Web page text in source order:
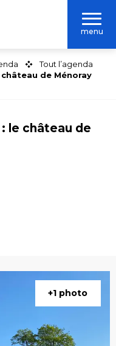
menu
Tout l’agenda
de Ménoray
le château de
+1 photo